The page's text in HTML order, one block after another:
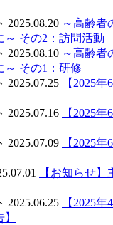
2025.08.20 ～高齢者
～ その2：訪問活動
2025.08.10 ～高齢者
～ その1：研修
2025.07.25
【2025
2025.07.16
【2025
2025.07.09
【2025
【お知らせ
2025.06.25
【2025